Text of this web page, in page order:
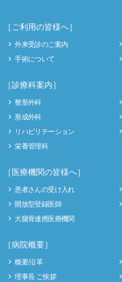
［ご利用の皆様へ］
外来受診のご案内
手術について
［診療科案内］
整形外科
形成外科
リハビリテーション
栄養管理科
［医療機関の皆様へ］
患者さんの受け入れ
開放型登録医師
大腿骨連携医療機関
［病院概要］
概要/沿革
理事長 ご挨拶